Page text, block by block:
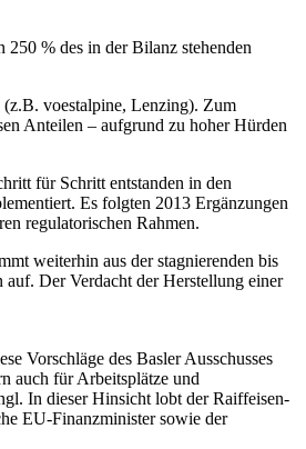
% des in der Bilanz stehenden
(z.B. voestalpine, Lenzing). Zum
Anteilen – aufgrund zu hoher Hürden
für Schritt entstanden in den
Es folgten 2013 Ergänzungen
regulatorischen Rahmen.
weiterhin aus der stagnierenden bis
Der Verdacht der Herstellung einer
Vorschläge des Basler Ausschusses
auch für Arbeitsplätze und
In dieser Hinsicht lobt der Raiffeisen-
EU-Finanzminister sowie der